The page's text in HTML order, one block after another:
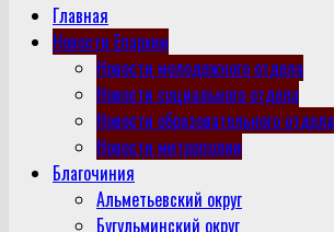
Главная
Новости Епархии
Новости молодежного отдела
Новости социального отдела
Новости образовательного отдела
Новости митрополии
Благочиния
Альметьевский округ
Бугульминский округ